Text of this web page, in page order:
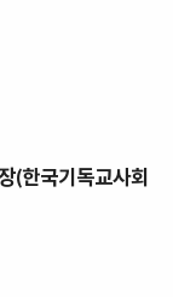
(한국기독교사회